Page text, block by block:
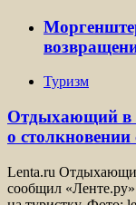
Туризм
Отдыхающий в
о
Lenta.ru
сообщил